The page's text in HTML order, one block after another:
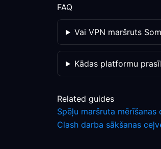
FAQ
Vai VPN maršruts
Kādas platformu
Related guides
Spēļu maršruta mērīšanas
Clash darba sākšanas